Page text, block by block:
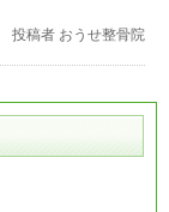
投稿者 おうせ整骨院